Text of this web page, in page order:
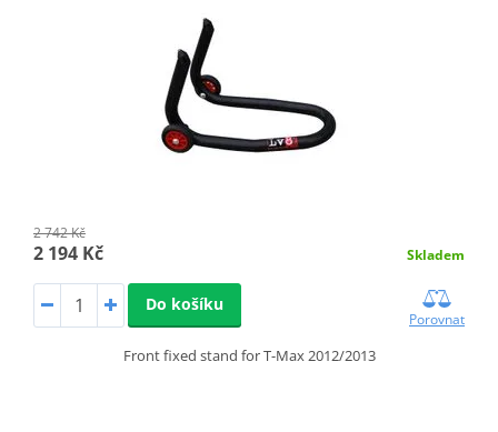
2 742 Kč
2 194 Kč Skladem
Do košíku
Porovnat
Front fixed stand for T-Max 2012/2013